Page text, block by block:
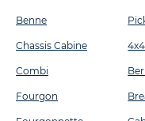
Benne
Chassis Cabine
Combi
Fourgon